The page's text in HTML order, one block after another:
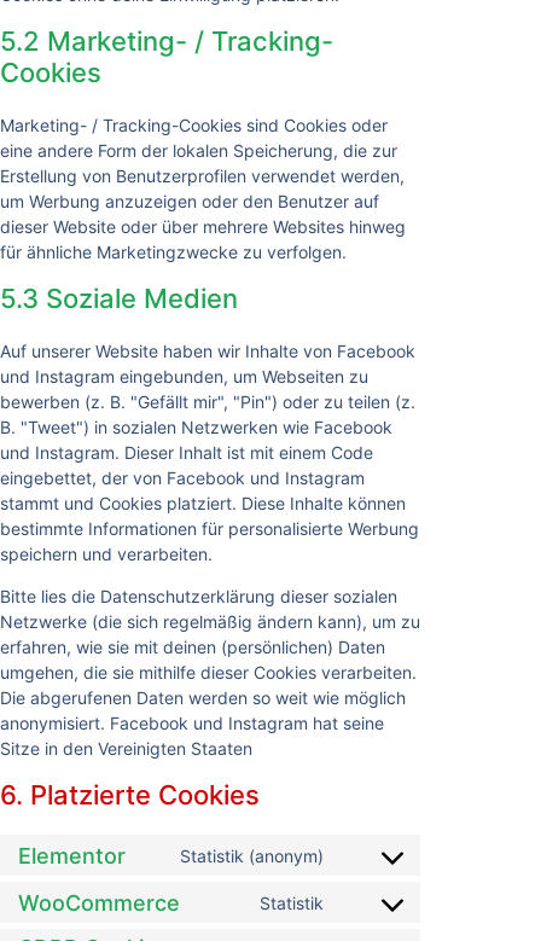
5.2 Marketing- / Tracking-
Cookies
Marketing- / Tracking-Cookies sind Cookies oder
eine andere Form der lokalen Speicherung, die zur
Erstellung von Benutzerprofilen verwendet werden,
um Werbung anzuzeigen oder den Benutzer auf
dieser Website oder über mehrere Websites hinweg
für ähnliche Marketingzwecke zu verfolgen.
5.3 Soziale Medien
Auf unserer Website haben wir Inhalte von Facebook
und Instagram eingebunden, um Webseiten zu
bewerben (z. B. "Gefällt mir", "Pin") oder zu teilen (z.
B. "Tweet") in sozialen Netzwerken wie Facebook
und Instagram. Dieser Inhalt ist mit einem Code
eingebettet, der von Facebook und Instagram
stammt und Cookies platziert. Diese Inhalte können
bestimmte Informationen für personalisierte Werbung
speichern und verarbeiten.
Bitte lies die Datenschutzerklärung dieser sozialen
Netzwerke (die sich regelmäßig ändern kann), um zu
erfahren, wie sie mit deinen (persönlichen) Daten
umgehen, die sie mithilfe dieser Cookies verarbeiten.
Die abgerufenen Daten werden so weit wie möglich
anonymisiert. Facebook und Instagram hat seine
Sitze in den Vereinigten Staaten
6. Platzierte Cookies
Elementor Statistik (anonym)
WooCommerce Statistik